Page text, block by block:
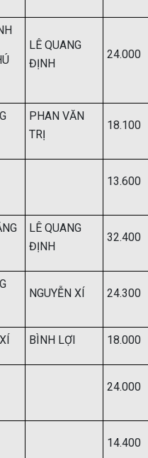
LÊ QUANG
ĐỊNH
24.000
PHAN VĂN
TRỊ
18.100
13.600
LÊ QUANG
ĐỊNH
32.400
NGUYỄN XÍ 24.300
BÌNH LỢI 18.000
24.000
14.400